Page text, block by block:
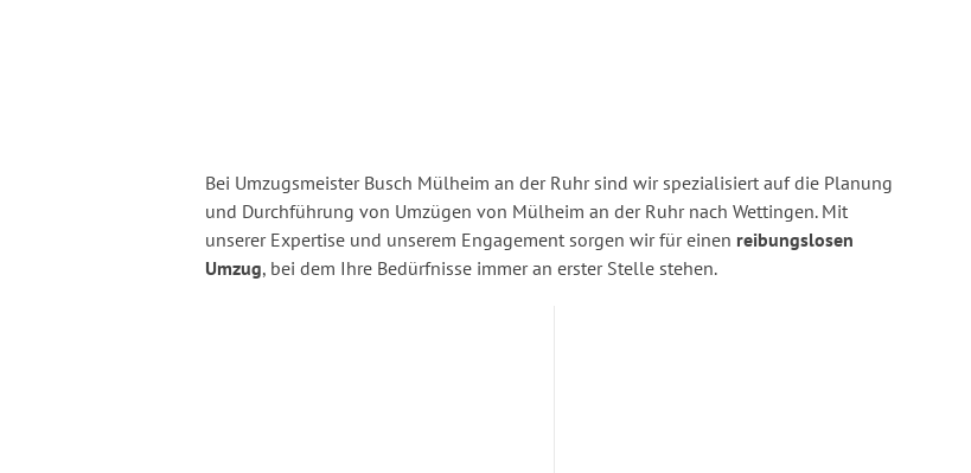
Bei Umzugsmeister Busch Mülheim an der Ruhr sind wir spezialisiert auf die Planung
und Durchführung von Umzügen von Mülheim an der Ruhr nach Wettingen. Mit
unserer Expertise und unserem Engagement sorgen wir für einen reibungslosen
Umzug, bei dem Ihre Bedürfnisse immer an erster Stelle stehen.